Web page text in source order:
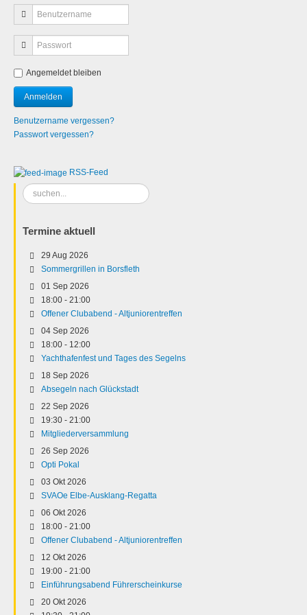
Angemeldet bleiben
Benutzername vergessen?
Passwort vergessen?
RSS-Feed
Suchen
...
Termine aktuell
29 Aug 2026
Sommergrillen in Borsfleth
01 Sep 2026
18:00 - 21:00
Offener Clubabend - Altjuniorentreffen
04 Sep 2026
18:00 - 12:00
Yachthafenfest und Tages des Segelns
18 Sep 2026
Absegeln nach Glückstadt
22 Sep 2026
19:30 - 21:00
Mitgliederversammlung
26 Sep 2026
Opti Pokal
03 Okt 2026
SVAOe Elbe-Ausklang-Regatta
06 Okt 2026
18:00 - 21:00
Offener Clubabend - Altjuniorentreffen
12 Okt 2026
19:00 - 21:00
Einführungsabend Führerscheinkurse
20 Okt 2026